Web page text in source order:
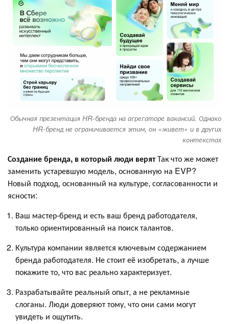
Обычная презентация HR-бренда на агрегаторе вакансий. Однако
HR-бренд не ограничивается этим, он «живет» и в других
контекстах
Создание бренда, в который люди верятТак что же может
заменить устаревшую модель, основанную на EVP?
Новый подход, основанный на культуре, согласованности и
ясности:
Ваш мастер-бренд и есть ваш бренд работодателя,
только ориентированный на поиск талантов.
Культура компании является ключевым содержанием
бренда работодателя. Не стоит её изобретать, а лучше
покажите то, что вас реально характеризует.
Разрабатывайте реальный опыт, а не рекламные
слоганы. Люди доверяют тому, что они сами могут
увидеть и ощутить.